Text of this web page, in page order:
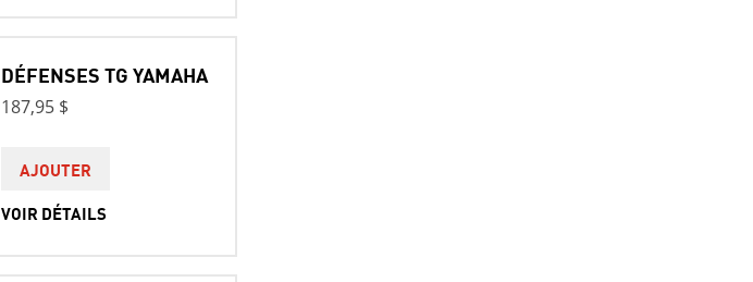
DÉFENSES TG YAMAHA
187,95 $
AJOUTER
VOIR DÉTAILS